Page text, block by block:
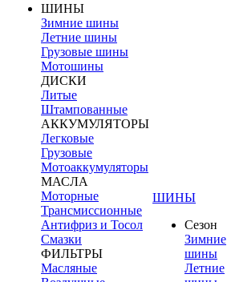
ШИНЫ
Зимние шины
Летние шины
Грузовые шины
Мотошины
ДИСКИ
Литые
Штампованные
АККУМУЛЯТОРЫ
Легковые
Грузовые
Мотоаккумуляторы
МАСЛА
Моторные
Трансмиссионные
Антифриз и Тосол
Смазки
ФИЛЬТРЫ
Масляные
ШИНЫ
Сезон
Зимние
шины
Летние